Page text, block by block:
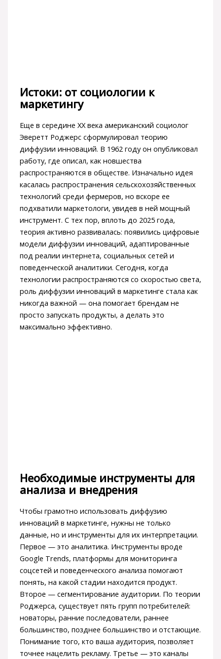
Истоки: от социологии к
маркетингу
Еще в середине XX века американский социолог
Эверетт Роджерс сформулировал теорию
диффузии инноваций. В 1962 году он опубликовал
работу, где описал, как новшества
распространяются в обществе. Изначально идея
касалась распространения сельскохозяйственных
технологий среди фермеров, но вскоре ее
подхватили маркетологи, увидев в ней мощный
инструмент. С тех пор, вплоть до 2025 года,
теория активно развивалась: появились цифровые
модели диффузии инноваций, адаптированные
под реалии интернета, социальных сетей и
поведенческой аналитики. Сегодня, когда
технологии распространяются со скоростью света,
роль диффузии инноваций в маркетинге стала как
никогда важной — она помогает брендам не
просто запускать продукты, а делать это
максимально эффективно.
Необходимые инструменты для
анализа и внедрения
Чтобы грамотно использовать диффузию
инноваций в маркетинге, нужны не только
данные, но и инструменты для их интерпретации.
Первое — это аналитика. Инструменты вроде
Google Trends, платформы для мониторинга
соцсетей и поведенческого анализа помогают
понять, на какой стадии находится продукт.
Второе — сегментирование аудитории. По теории
Роджерса, существует пять групп потребителей:
новаторы, ранние последователи, раннее
большинство, позднее большинство и отстающие.
Понимание того, кто ваша аудитория, позволяет
точнее нацелить рекламу. Третье — это каналы